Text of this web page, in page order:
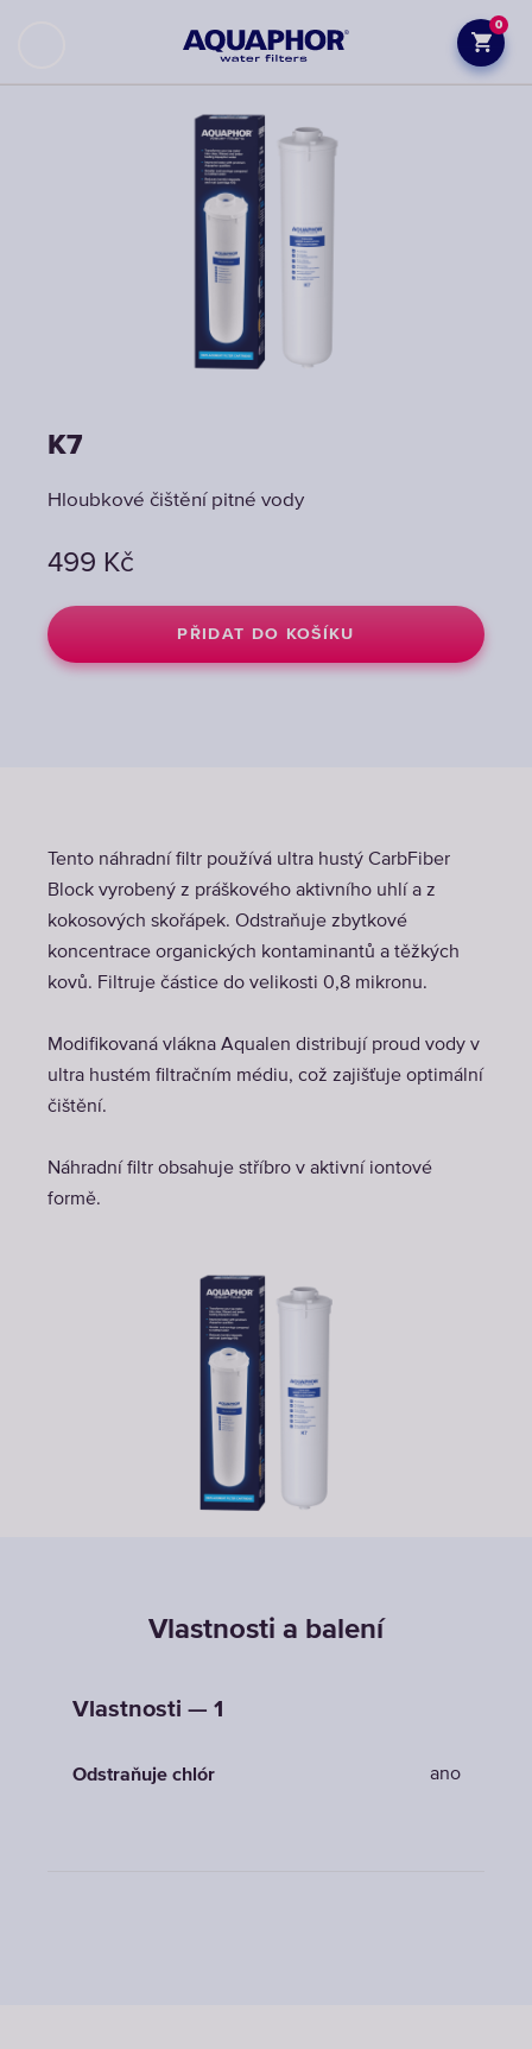
0
K7
Hloubkové čištění pitné vody
499 Kč
PŘIDAT DO KOŠÍKU
Tento náhradní filtr používá ultra hustý CarbFiber
Block vyrobený z práškového aktivního uhlí a z
kokosových skořápek. Odstraňuje zbytkové
koncentrace organických kontaminantů a těžkých
kovů. Filtruje částice do velikosti 0,8 mikronu.
Modifikovaná vlákna Aqualen distribují proud vody v
ultra hustém filtračním médiu, což zajišťuje optimální
čištění.
Náhradní filtr obsahuje stříbro v aktivní iontové
formě.
Vlastnosti a balení
Vlastnosti — 1
Odstraňuje chlór ano